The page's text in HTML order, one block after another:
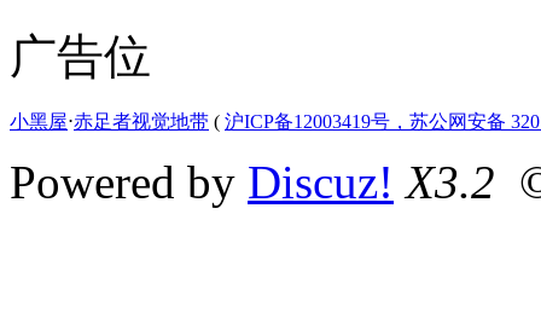
广告位
小黑屋⋅赤足者视觉地带 ( 沪ICP备12003419号，苏公网安备
Powered by Discuz! X3.2